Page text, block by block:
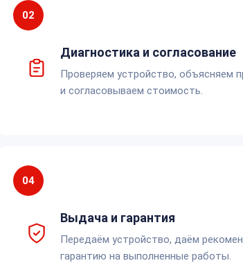
02
Диагностика и согласование
Проверяем устройство, объясняем
и согласовываем стоимость.
04
Выдача и гарантия
Передаём устройство, даём
гарантию на выполненные работы.